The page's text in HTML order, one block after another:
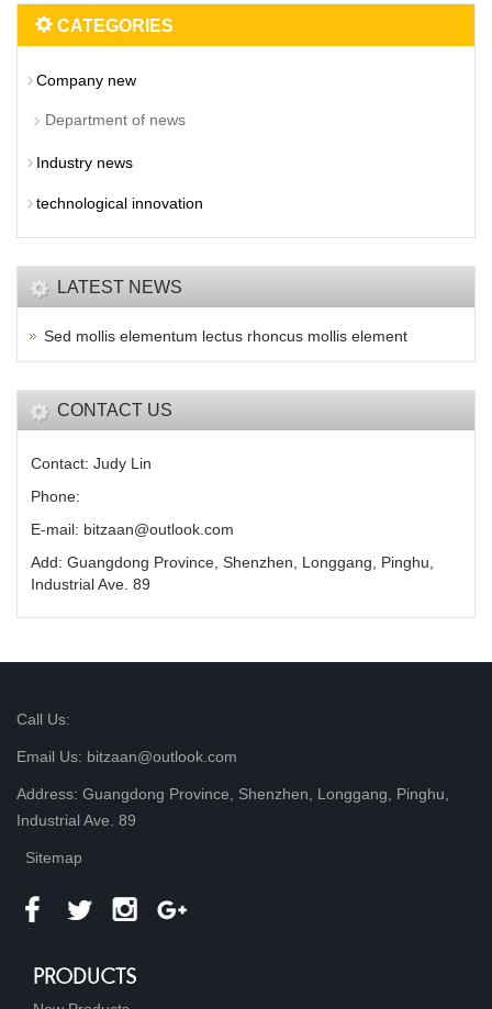
CATEGORIES
Company new
Department of news
Industry news
technological innovation
LATEST NEWS
Sed mollis elementum lectus rhoncus mollis element
CONTACT US
Contact: Judy Lin
Phone:
E-mail: bitzaan@outlook.com
Add: Guangdong Province, Shenzhen, Longgang, Pinghu,
Industrial Ave. 89
Call Us:
Email Us: bitzaan@outlook.com
Address: Guangdong Province, Shenzhen, Longgang, Pinghu,
Industrial Ave. 89
Sitemap
PRODUCTS